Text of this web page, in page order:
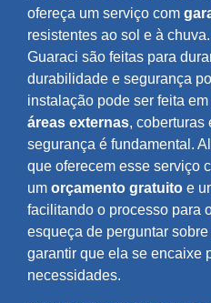
ofereça um serviço com
resistentes ao sol e à
Guaraci são feitas para
durabilidade e segurança
instalação pode ser feita
áreas externas, coberturas
segurança é fundamental.
que oferecem esse serviço
um orçamento gratuito e
facilitando o processo para
esqueça de perguntar sobre
garantir que ela se encaixe
necessidades.